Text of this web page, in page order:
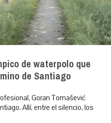
de waterpolo que
de Santiago
Goran Tomašević
Allí, entre el silencio, los